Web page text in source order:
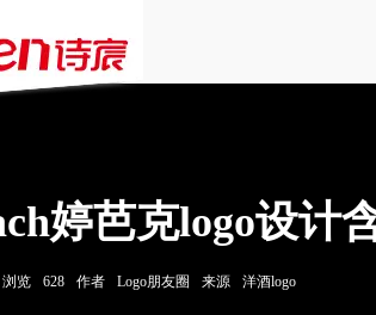
婷芭克logo设计
浏览 628 作者 Logo朋友圈 来源 洋酒logo